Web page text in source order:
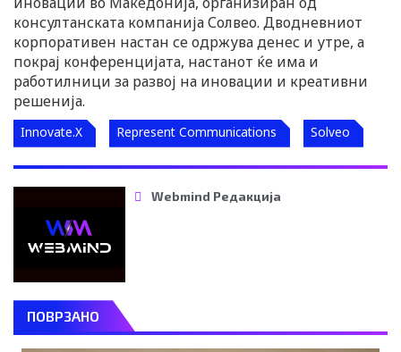
консултанската компанија Солвео. Дводневниот
корпоративен настан се одржува денес и утре, а
покрај конференцијата, настанот ќе има и
работилници за развој на иновации и креативни
решенија.
Innovate.X Represent Communications Solveo
Webmind Редакција
ПОВРЗАНО